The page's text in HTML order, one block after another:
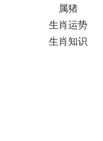
属猪
生肖运势
生肖知识